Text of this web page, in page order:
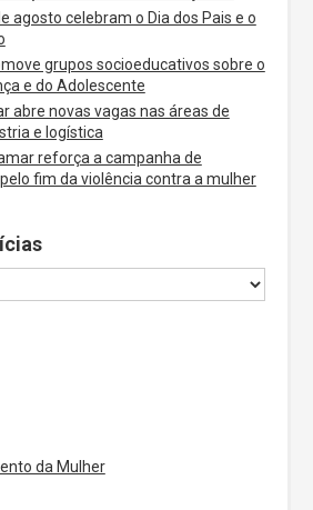
agosto celebram o Dia dos Pais e o
grupos socioeducativos sobre o
e do Adolescente
abre novas vagas nas áreas de
e logística
reforça a campanha de
fim da violência contra a mulher
da Mulher